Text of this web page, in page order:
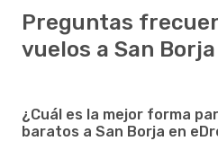
Preguntas
vuelos a San Borja
¿Cuál es la mejor forma
baratos a San Borja en